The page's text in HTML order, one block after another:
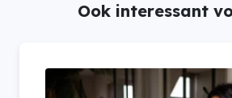
Ook interessant